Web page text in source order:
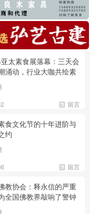
太素食展落幕：三天会
涌动，行业大咖共绘素
留言
食文化节的十年进阶与
约
留言
教协会：释永信的严重
全国佛教界敲响了警钟